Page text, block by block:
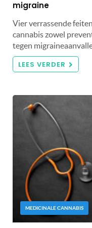
migraine
Vier verrassende
cannabis zowel
tegen
LEES VERDER
MEDICINALE CANNABIS